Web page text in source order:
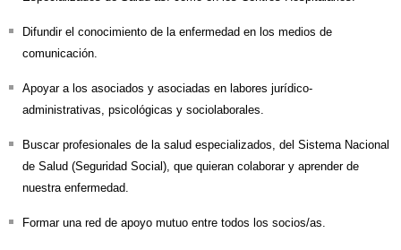
Difundir el conocimiento de la enfermedad en los medios de
comunicación.
Apoyar a los asociados y asociadas en labores jurídico-
administrativas, psicológicas y sociolaborales.
Buscar profesionales de la salud especializados, del Sistema Nacional
de Salud (Seguridad Social), que quieran colaborar y aprender de
nuestra enfermedad.
Formar una red de apoyo mutuo entre todos los socios/as.